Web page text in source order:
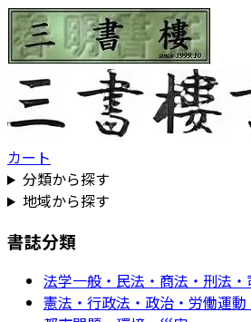
カート
分類から探す
地域から探す
書誌分類
法学一般・民法・商法・刑法・
憲法・行政法・政治・労働運動